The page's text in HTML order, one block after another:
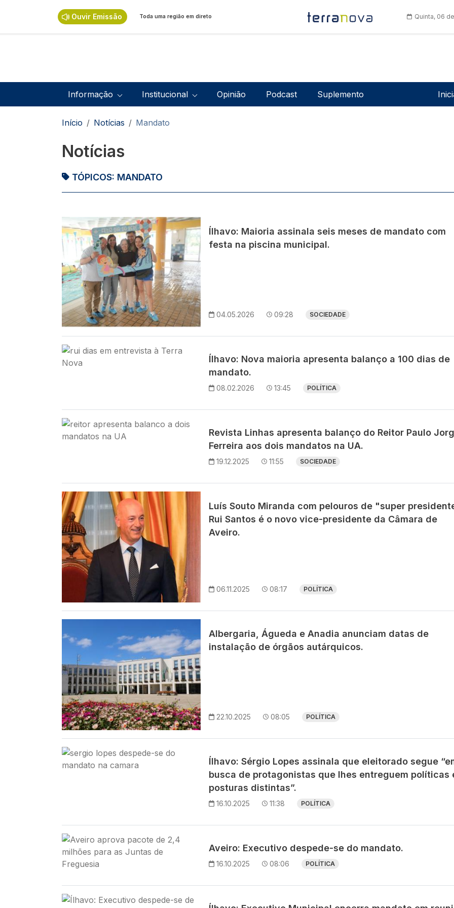
Ouvir Emissão Toda uma região em direto Quinta, 06
Navegação principal
Informação Institucional Opinião Podcast Suplemento
Navegação estrutural
Início Notícias Mandato
Notícias
TÓPICOS: MANDATO
Imagem
Ílhavo: Maioria assinala seis meses de mandato com
festa na piscina municipal.
04.05.2026 09:28 SOCIEDADE
Imagem
Ílhavo: Nova maioria apresenta balanço a 100 dias de
mandato.
08.02.2026 13:45 POLÍTICA
Imagem
Revista Linhas apresenta balanço do Reitor Paulo
Ferreira aos dois mandatos na UA.
19.12.2025 11:55 SOCIEDADE
Imagem
Luís Souto Miranda com pelouros de "super
Rui Santos é o novo vice-presidente da Câmara de
Aveiro.
06.11.2025 08:17 POLÍTICA
Albergaria, Águeda e Anadia anunciam datas de
instalação de órgãos autárquicos.
22.10.2025 08:05 POLÍTICA
Imagem
Ílhavo: Sérgio Lopes assinala que eleitorado segue
busca de protagonistas que lhes entreguem políticas
posturas distintas”.
16.10.2025 11:38 POLÍTICA
Imagem
Aveiro: Executivo despede-se do mandato.
16.10.2025 08:06 POLÍTICA
Imagem